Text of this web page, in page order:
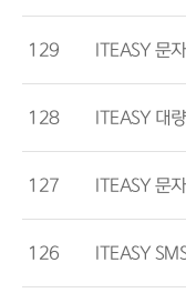
129 ITEASY 문
128 ITEASY 대
127 ITEASY 문
126 ITEASY